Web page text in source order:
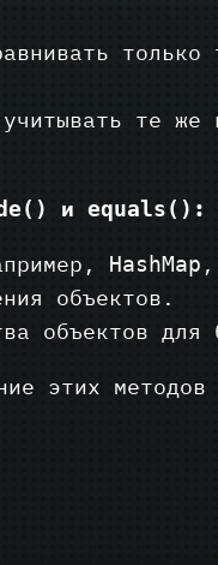
только
те
и equals() :
HashMap ,
объектов.
объектов
этих